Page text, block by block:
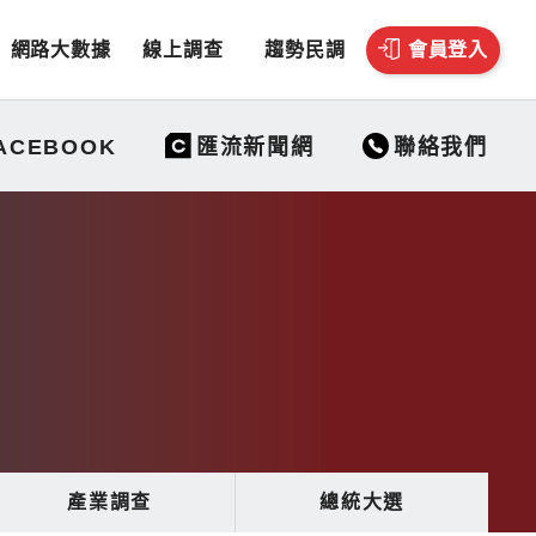
網路大數據 線上調查 趨勢民調 會員登入
匯流新聞網 聯絡我們
產業調查 總統大選